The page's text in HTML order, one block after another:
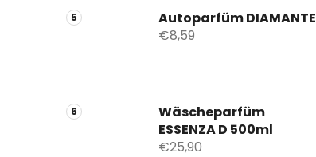
Autoparfüm DIAMANTE
€8,59
Wäscheparfüm
ESSENZA D 500ml
€25,90